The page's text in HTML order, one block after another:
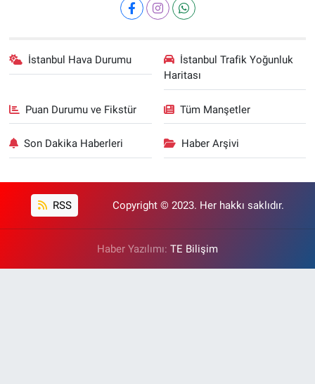
İstanbul Hava Durumu
İstanbul Trafik Yoğunluk
Haritası
Puan Durumu ve Fikstür Tüm Manşetler
Son Dakika Haberleri Haber Arşivi
RSS Copyright © 2023. Her hakkı saklıdır.
Haber Yazılımı: TE Bilişim